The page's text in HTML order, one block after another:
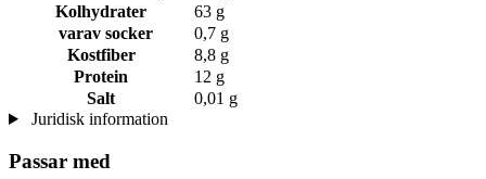
Kolhydrater
63 g
varav socker
0,7 g
Kostfiber
8,8 g
Protein
12 g
Salt
0,01 g
Juridisk information
Passar med